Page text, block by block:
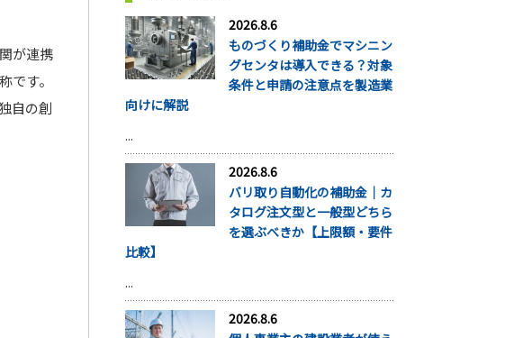
が連携
です。
自の創
2026.8.6
ものづくり補助金でマシニン
グセンタは導入できる？対象
条件と申請の注意点を製造業
向けに解説
...
2026.8.6
バリ取り自動化の補助金｜カ
タログ注文型と一般型どちら
を選ぶべきか【上限額・要件
比較】
...
2026.8.6